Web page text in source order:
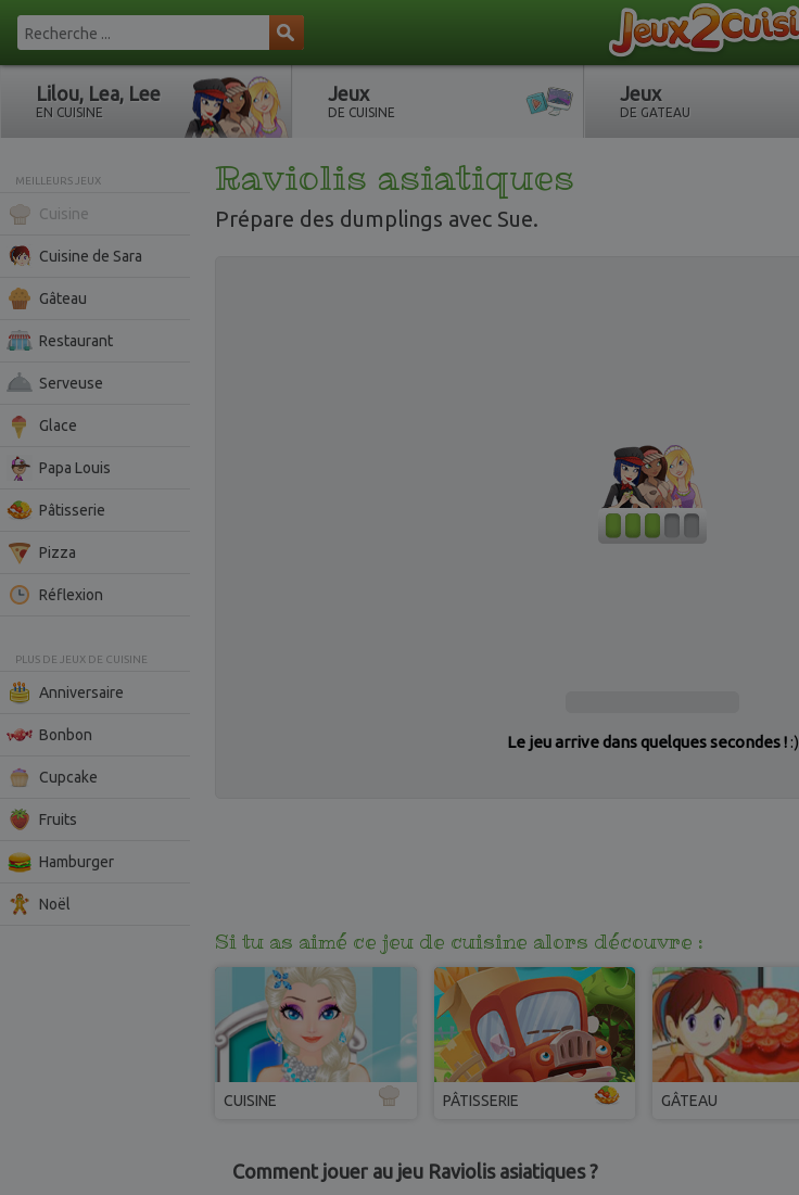
Lilou, Lea, Lee
EN CUISINE
Jeux
DE CUISINE
Jeux
DE GATEAU
MEILLEURS JEUX
Cuisine
Cuisine de Sara
Gâteau
Restaurant
Serveuse
Glace
Papa Louis
Pâtisserie
Pizza
Réflexion
PLUS DE JEUX DE CUISINE
Anniversaire
Bonbon
Cupcake
Fruits
Hamburger
Noël
Raviolis asiatiques
Prépare des dumplings avec Sue.
Le jeu arrive dans quelques secondes !:)
Si tu as aimé ce jeu de cuisine alors découvre :
CUISINE PÂTISSERIE GÂTEAU
Comment jouer au jeu Raviolis asiatiques ?